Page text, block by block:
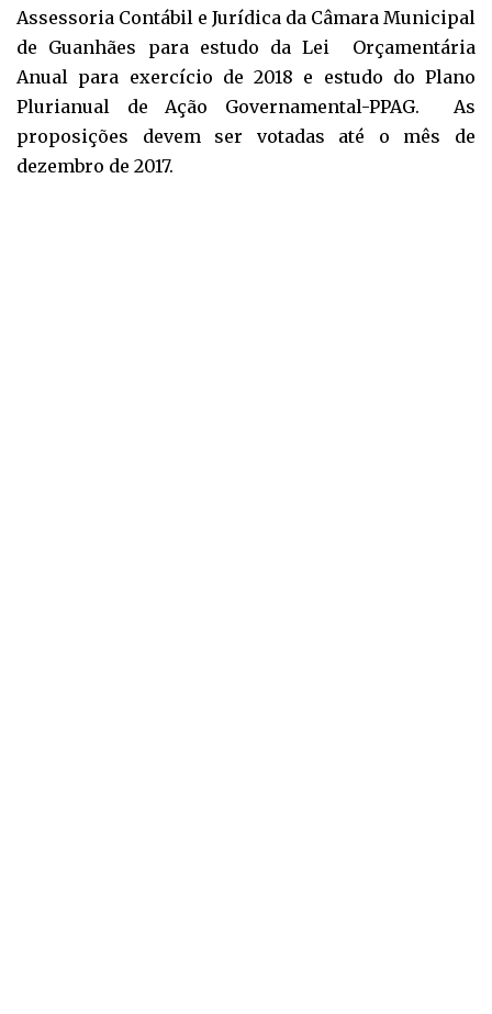
Assessoria Contábil e Jurídica da Câmara Municipal
de Guanhães para estudo da Lei Orçamentária
Anual para exercício de 2018 e estudo do Plano
Plurianual de Ação Governamental-PPAG. As
proposições devem ser votadas até o mês de
dezembro de 2017.